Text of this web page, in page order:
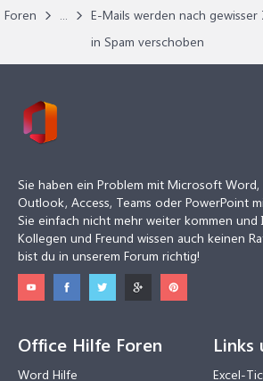
Foren ...
E-Mails werden nach gewisser
in Spam verschoben
Sie haben ein Problem mit Microsoft Word,
Outlook, Access, Teams oder PowerPoint
Sie einfach nicht mehr weiter kommen und
Kollegen und Freund wissen auch keinen
bist du in unserem Forum richtig!
Office Hilfe Foren
Word Hilfe
Links
Excel-